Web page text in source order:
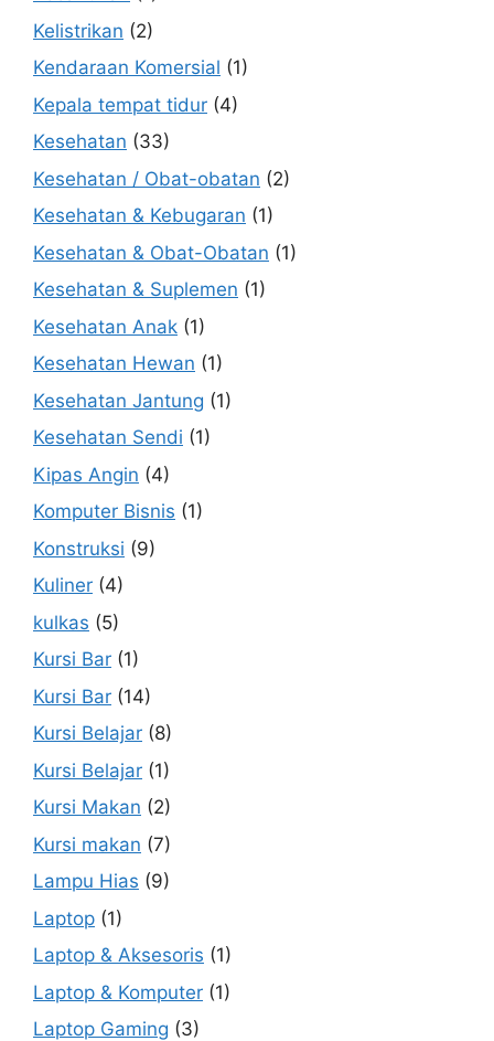
Kelistrikan (2)
Kendaraan Komersial (1)
Kepala tempat tidur (4)
Kesehatan (33)
Kesehatan / Obat-obatan (2)
Kesehatan & Kebugaran (1)
Kesehatan & Obat-Obatan (1)
Kesehatan & Suplemen (1)
Kesehatan Anak (1)
Kesehatan Hewan (1)
Kesehatan Jantung (1)
Kesehatan Sendi (1)
Kipas Angin (4)
Komputer Bisnis (1)
Konstruksi (9)
Kuliner (4)
kulkas (5)
Kursi Bar (1)
Kursi Bar (14)
Kursi Belajar (8)
Kursi Belajar (1)
Kursi Makan (2)
Kursi makan (7)
Lampu Hias (9)
Laptop (1)
Laptop & Aksesoris (1)
Laptop & Komputer (1)
Laptop Gaming (3)